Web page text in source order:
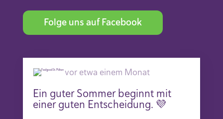
Folge uns auf Facebook
vor etwa einem Monat
Ein guter Sommer beginnt mit
einer guten Entscheidung. 💜